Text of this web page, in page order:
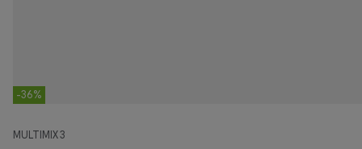
-36%
MULTIMIX 3